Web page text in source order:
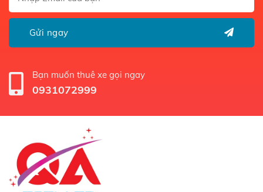
Bạn muốn thuê xe gọi ngay
0931072999